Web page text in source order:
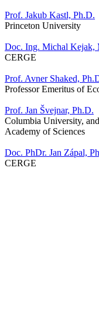
Prof. Jakub Kastl, Ph.D.
Princeton University
Doc. Ing. Michal Kejak,
CERGE
Prof. Avner Shaked,
Professor Emeritus of
Prof. Jan Švejnar, Ph.D.
Columbia University,
Academy of Sciences
Doc. PhDr. Jan Zápal,
CERGE